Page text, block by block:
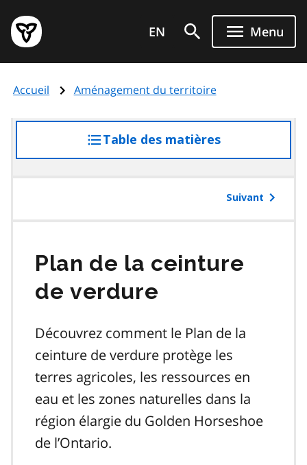
au
contenu
principal
Page
d'accueil
de
EN Menu
Accueil Aménagement du territoire
Table des matières
à
table
Suivant
Plan de la ceinture
de verdure
Découvrez comment le Plan de la
ceinture de verdure protège les
terres agricoles, les ressources en
eau et les zones naturelles dans la
région élargie du Golden Horseshoe
de l’Ontario.